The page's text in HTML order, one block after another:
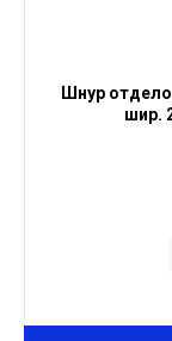
Шнур
шир.